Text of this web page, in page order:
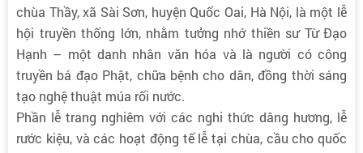
chùa Thầy, xã Sài Sơn, huyện Quốc Oai, Hà Nội, là một lễ
hội truyền thống lớn, nhằm tưởng nhớ thiền sư Từ Đạo
Hạnh – một danh nhân văn hóa và là người có công
truyền bá đạo Phật, chữa bệnh cho dân, đồng thời sáng
tạo nghệ thuật múa rối nước.
Phần lễ trang nghiêm với các nghi thức dâng hương, lễ
rước kiệu, và các hoạt động tế lễ tại chùa, cầu cho quốc